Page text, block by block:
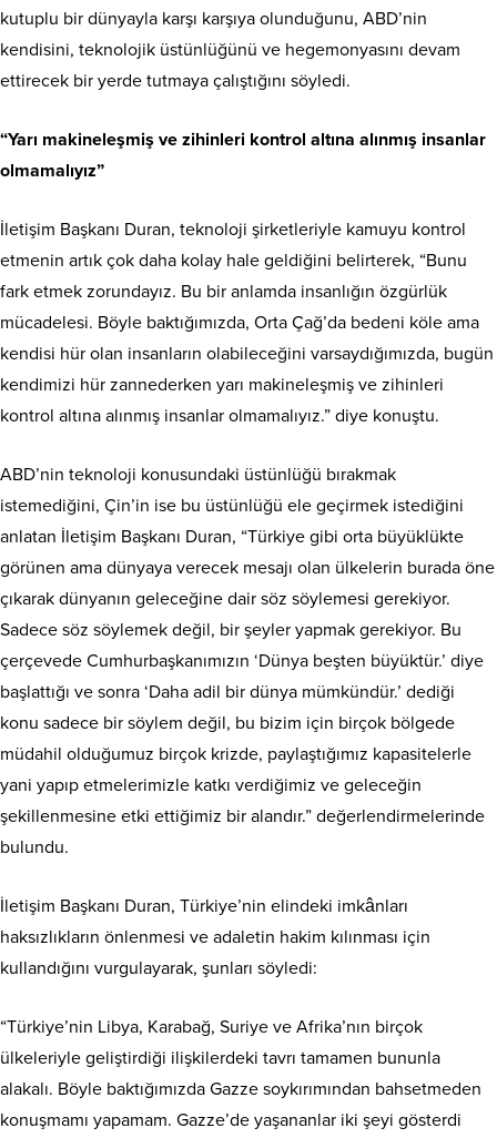
kutuplu bir dünyayla karşı karşıya olunduğunu, ABD’nin
kendisini, teknolojik üstünlüğünü ve hegemonyasını devam
ettirecek bir yerde tutmaya çalıştığını söyledi.
“Yarı makineleşmiş ve zihinleri kontrol altına alınmış insanlar
olmamalıyız”
İletişim Başkanı Duran, teknoloji şirketleriyle kamuyu kontrol
etmenin artık çok daha kolay hale geldiğini belirterek, “Bunu
fark etmek zorundayız. Bu bir anlamda insanlığın özgürlük
mücadelesi. Böyle baktığımızda, Orta Çağ’da bedeni köle ama
kendisi hür olan insanların olabileceğini varsaydığımızda, bugün
kendimizi hür zannederken yarı makineleşmiş ve zihinleri
kontrol altına alınmış insanlar olmamalıyız.” diye konuştu.
ABD’nin teknoloji konusundaki üstünlüğü bırakmak
istemediğini, Çin’in ise bu üstünlüğü ele geçirmek istediğini
anlatan İletişim Başkanı Duran, “Türkiye gibi orta büyüklükte
görünen ama dünyaya verecek mesajı olan ülkelerin burada öne
çıkarak dünyanın geleceğine dair söz söylemesi gerekiyor.
Sadece söz söylemek değil, bir şeyler yapmak gerekiyor. Bu
çerçevede Cumhurbaşkanımızın ‘Dünya beşten büyüktür.’ diye
başlattığı ve sonra ‘Daha adil bir dünya mümkündür.’ dediği
konu sadece bir söylem değil, bu bizim için birçok bölgede
müdahil olduğumuz birçok krizde, paylaştığımız kapasitelerle
yani yapıp etmelerimizle katkı verdiğimiz ve geleceğin
şekillenmesine etki ettiğimiz bir alandır.” değerlendirmelerinde
bulundu.
İletişim Başkanı Duran, Türkiye’nin elindeki imkânları
haksızlıkların önlenmesi ve adaletin hakim kılınması için
kullandığını vurgulayarak, şunları söyledi:
“Türkiye’nin Libya, Karabağ, Suriye ve Afrika’nın birçok
ülkeleriyle geliştirdiği ilişkilerdeki tavrı tamamen bununla
alakalı. Böyle baktığımızda Gazze soykırımından bahsetmeden
konuşmamı yapamam. Gazze’de yaşananlar iki şeyi gösterdi